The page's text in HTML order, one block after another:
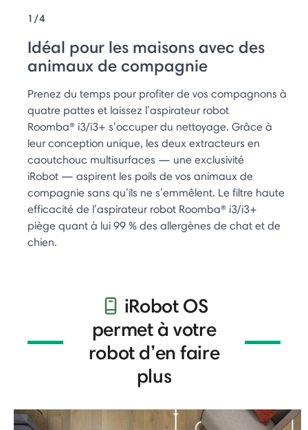
1/4
Idéal pour les maisons avec des
animaux de compagnie
Prenez du temps pour profiter de vos compagnons à
quatre pattes et laissez l’aspirateur robot
Roomba® i3/i3+ s’occuper du nettoyage. Grâce à
leur conception unique, les deux extracteurs en
caoutchouc multisurfaces — une exclusivité
iRobot — aspirent les poils de vos animaux de
compagnie sans qu’ils ne s’emmêlent. Le filtre haute
efficacité de l’aspirateur robot Roomba® i3/i3+
piège quant à lui 99 % des allergènes de chat et de
chien.
iRobot OS
permet à votre
robot d’en faire
plus